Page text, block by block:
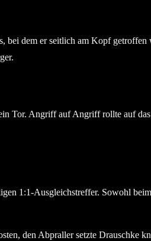
dem er seitlich am Kopf
Tor. Angriff auf Angriff rollte auf
1:1-Ausgleichstreffer. Sowohl
den Abpraller setzte Drauschke